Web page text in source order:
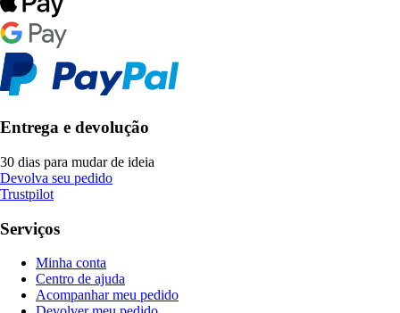
Entrega e devolução
30 dias para mudar de ideia
Devolva seu pedido
Trustpilot
Serviços
Minha conta
Centro de ajuda
Acompanhar meu pedido